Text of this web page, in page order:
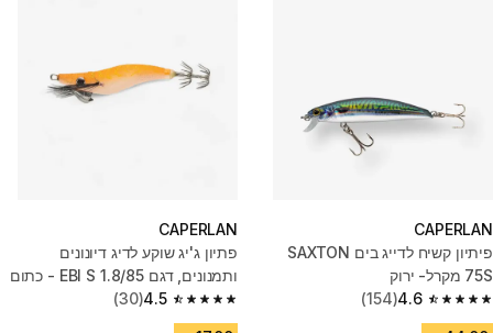
CAPERLAN
פיתיון קשיח לדייג בים SAXTON
75S מקרל- ירוק
4.6
4.6 out of 5 stars from 154 reviews
(154)
CAPERLAN
פתיון ג'יג שוקע לדיג דיונונים
ותמנונים, דגם EBI S 1.8/85 - כתום
4.5
4.5 out of 5 stars from 30 reviews
(30)